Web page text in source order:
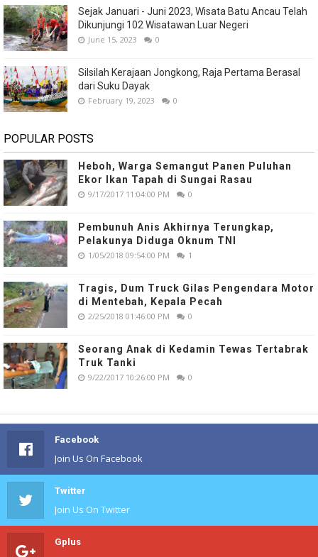
Sejak Januari - Juni 2023, Wisata Batu Ancau Telah
Dikunjungi 102 Wisatawan Luar Negeri
June 15, 2023 0
Silsilah Kerajaan Jongkong, Raja Pertama Berasal
dari Suku Dayak
February 19, 2023 0
POPULAR POSTS
Heboh, Warga Semangut Panen Puluhan
Ekor Ikan Tapah di Sungai Rasau
9/17/2017 11:04:00 PM 0
Pembunuh Anis Akhirnya Terungkap,
Pelakunya Diduga Oknum TNI
1/05/2018 09:54:00 PM 1
Tragis, Dum Truck Gilas Pengendara Motor
di Mentebah, Kepala Pecah
2/25/2018 01:46:00 PM 0
Seorang Anak di Kedamin Tewas Tertabrak
Truk Tanki
9/22/2017 10:26:00 PM 0
Facebook
Join Us On Facebook
Twitter
Join Us On Twitter
Gplus